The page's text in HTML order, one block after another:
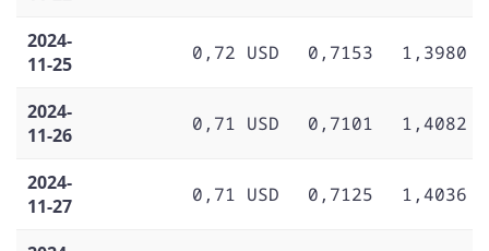
2024-
11-25
0,72 USD 0,7153 1,3980
2024-
11-26
0,71 USD 0,7101 1,4082
2024-
11-27
0,71 USD 0,7125 1,4036